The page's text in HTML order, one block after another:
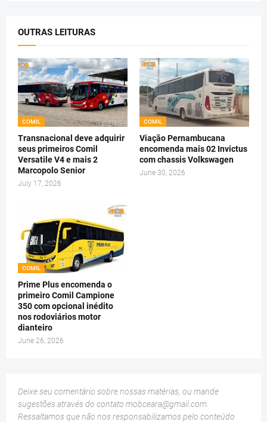
OUTRAS LEITURAS
COMIL
Transnacional deve adquirir
seus primeiros Comil
Versatile V4 e mais 2
Marcopolo Senior
July 17, 2026
COMIL
Viação Pernambucana
encomenda mais 02 Invictus
com chassis Volkswagen
June 30, 2026
COMIL
Prime Plus encomenda o
primeiro Comil Campione
350 com opcional inédito
nos rodoviários motor
dianteiro
June 26, 2026
Deixe seu comentário sobre nossas matérias, ou mande
sugestões através do contato mobceara@gmail.com
Ressaltamos que não nos responsabilizamos pelo conteúdo